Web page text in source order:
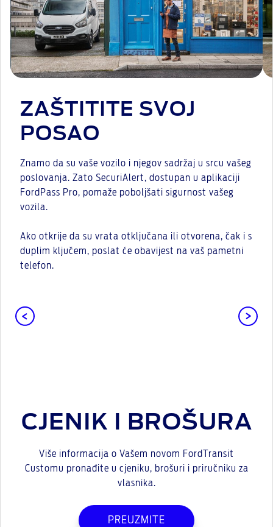
ZAŠTITITE SVOJ
POSAO
Znamo da su vaše vozilo i njegov sadržaj u srcu vašeg
poslovanja. Zato SecuriAlert, dostupan u aplikaciji
FordPass Pro, pomaže poboljšati sigurnost vašeg
vozila.
Ako otkrije da su vrata otključana ili otvorena, čak i s
duplim ključem, poslat će obavijest na vaš pametni
telefon.
CJENIK I BROŠURA
Više informacija o Vašem novom FordTransit
Customu pronađite u cjeniku, brošuri i priručniku za
vlasnika.
PREUZMITE